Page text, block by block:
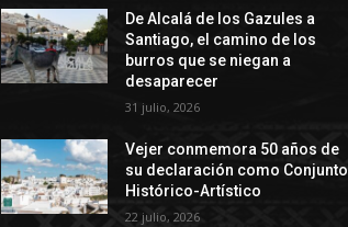
De Alcalá de los Gazules a
Santiago, el camino de los
burros que se niegan a
desaparecer
31 julio, 2026
Vejer conmemora 50 años de
su declaración como Conjunto
Histórico-Artístico
22 julio, 2026